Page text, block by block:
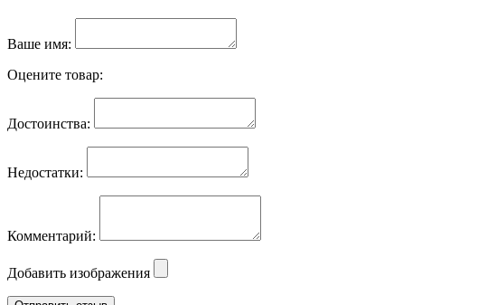
Ваше имя:
Оцените товар:
Достоинства:
Недостатки:
Комментарий:
Добавить изображения